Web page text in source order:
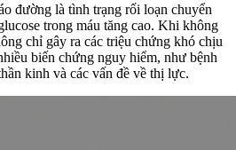
đường là tình trạng rối loạn chuyển
trong máu tăng cao. Khi không
chỉ gây ra các triệu chứng khó chịu
biến chứng nguy hiểm, như bệnh
kinh và các vấn đề về thị lực.